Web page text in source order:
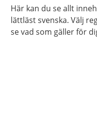
Här kan du se allt
lättläst svenska. Välj
se vad som gäller för